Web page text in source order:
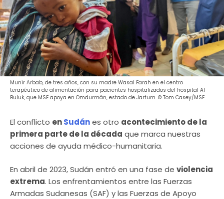
Munir Arbab, de tres años, con su madre Wasal Farah en el centro
terapéutico de alimentación para pacientes hospitalizados del hospital Al
Buluk, que MSF apoya en Omdurmán, estado de Jartum. © Tom Casey/MSF
El conflicto enSudánes otro acontecimiento de la
primera parte de la década que marca nuestras
acciones de ayuda médico-humanitaria.
En abril de 2023, Sudán entró en una fase de violencia
extrema. Los enfrentamientos entre las Fuerzas
Armadas Sudanesas (SAF) y las Fuerzas de Apoyo